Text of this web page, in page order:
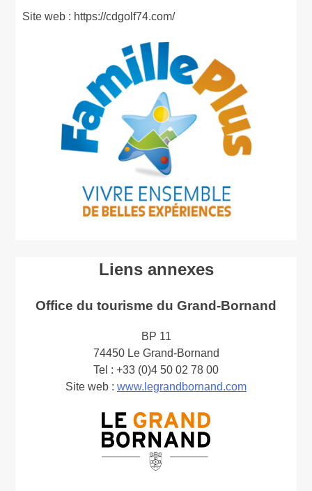
Site web : https://cdgolf74.com/
Liens annexes
Office du tourisme du Grand-Bornand
BP 11
74450 Le Grand-Bornand
Tel : +33 (0)4 50 02 78 00
Site web : www.legrandbornand.com